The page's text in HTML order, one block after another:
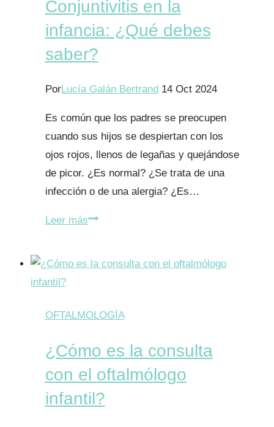
Conjuntivitis en la
infancia: ¿Qué debes
saber?
PorLucía Galán Bertrand 14 Oct 2024
Es común que los padres se preocupen
cuando sus hijos se despiertan con los
ojos rojos, llenos de legañas y quejándose
de picor. ¿Es normal? ¿Se trata de una
infección o de una alergia? ¿Es…
Leer másConjuntivitis
debes
OFTALMOLOGÍA
¿Cómo es la consulta
con el oftalmólogo
infantil?